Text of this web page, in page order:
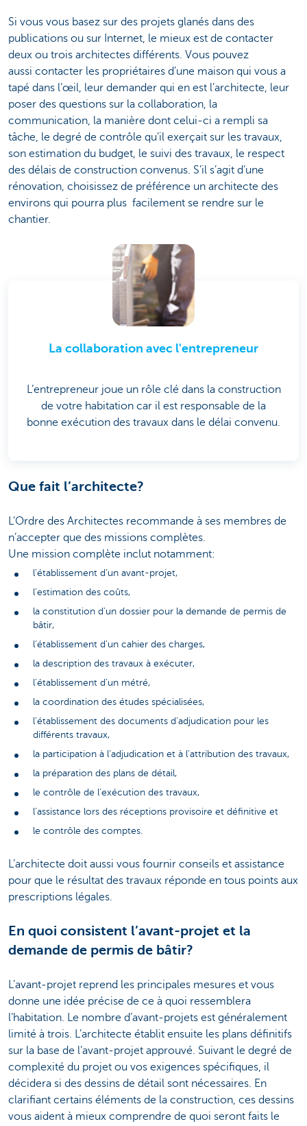
Si vous vous basez sur des projets glanés dans des
publications ou sur Internet, le mieux est de contacter
deux ou trois architectes différents. Vous pouvez
aussi contacter les propriétaires d’une maison qui vous a
tapé dans l’œil, leur demander qui en est l’architecte, leur
poser des questions sur la collaboration, la
communication, la manière dont celui-ci a rempli sa
tâche, le degré de contrôle qu’il exerçait sur les travaux,
son estimation du budget, le suivi des travaux, le respect
des délais de construction convenus. S’il s’agit d’une
rénovation, choisissez de préférence un architecte des
environs qui pourra plus facilement se rendre sur le
chantier.
La collaboration avec l'entrepreneur
L’entrepreneur joue un rôle clé dans la construction
de votre habitation car il est responsable de la
bonne exécution des travaux dans le délai convenu.
Que fait l’architecte?
L’Ordre des Architectes recommande à ses membres de
n’accepter que des missions complètes.
Une mission complète inclut notamment:
l’établissement d’un avant-projet,
l’estimation des coûts,
la constitution d’un dossier pour la demande de permis de
bâtir,
l’établissement d’un cahier des charges,
la description des travaux à exécuter,
l’établissement d’un métré,
la coordination des études spécialisées,
l’établissement des documents d’adjudication pour les
différents travaux,
la participation à l’adjudication et à l’attribution des travaux,
la préparation des plans de détail,
le contrôle de l’exécution des travaux,
l’assistance lors des réceptions provisoire et définitive et
le contrôle des comptes.
L’architecte doit aussi vous fournir conseils et assistance
pour que le résultat des travaux réponde en tous points aux
prescriptions légales.
En quoi consistent l’avant-projet et la
demande de permis de bâtir?
L’avant-projet reprend les principales mesures et vous
donne une idée précise de ce à quoi ressemblera
l’habitation. Le nombre d’avant-projets est généralement
limité à trois. L’architecte établit ensuite les plans définitifs
sur la base de l’avant-projet approuvé. Suivant le degré de
complexité du projet ou vos exigences spécifiques, il
décidera si des dessins de détail sont nécessaires. En
clarifiant certains éléments de la construction, ces dessins
vous aident à mieux comprendre de quoi seront faits le